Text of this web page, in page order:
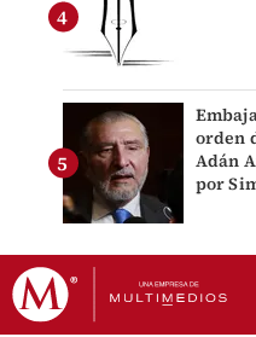
orden
Adán
por